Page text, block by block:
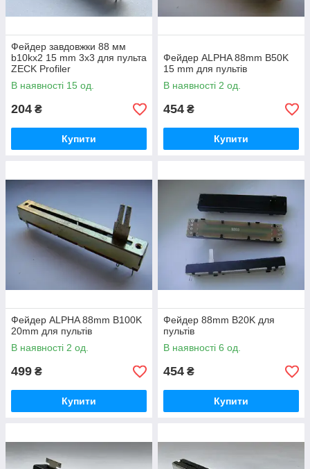
Фейдер завдовжки 88 мм
b10kx2 15 mm 3x3 для пульта
ZECK Profiler
В наявності 15 од.
204 ₴
Купити
Фейдер ALPHA 88mm B50K
15 mm для пультів
В наявності 2 од.
454 ₴
Купити
Фейдер ALPHA 88mm B100K
20mm для пультів
В наявності 2 од.
499 ₴
Купити
Фейдер 88mm B20K для
пультів
В наявності 6 од.
454 ₴
Купити